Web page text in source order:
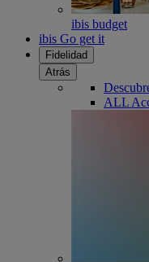
ibis budget
ibis Go get it
Fidelidad
Atrás
ALL